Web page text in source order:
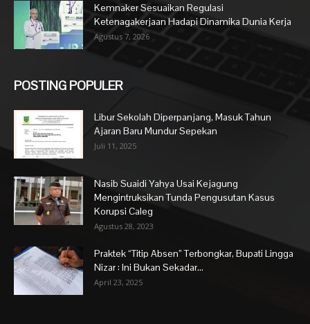
Kemnaker Sesuaikan Regulasi
Ketenagakerjaan Hadapi Dinamika Dunia Kerja
Agustus 7, 2026
POSTING POPULER
Libur Sekolah Diperpanjang, Masuk Tahun
Ajaran Baru Mundur Sepekan
Juli 11, 2025
Nasib Suaidi Yahya Usai Kejagung
Mengintruksikan Tunda Pengusutan Kasus
Korupsi Caleg
Agustus 28, 2023
Praktek “Titip Absen” Terbongkar, Bupati Lingga
Nizar : Ini Bukan Sekadar...
April 23, 2025